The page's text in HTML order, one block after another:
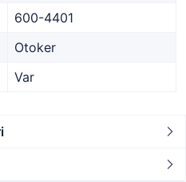
600-4401
Otoker
Var